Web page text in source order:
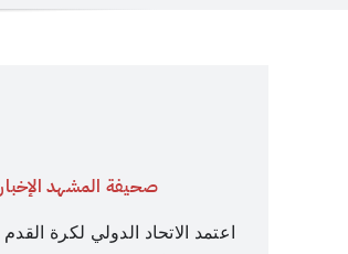
صحيفة المشهد